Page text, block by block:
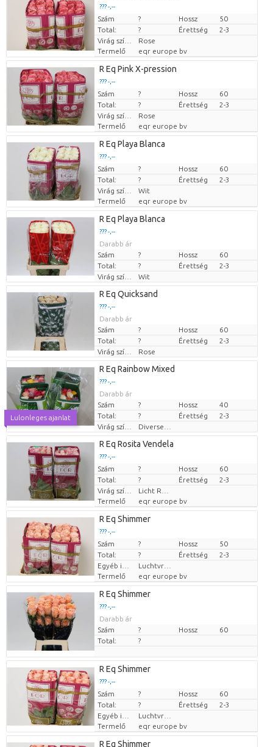
??? -,--
Darabb ár
Szám ? Hossz
50
Total:
? Érettség
2-3
Virág színe
Rose
Termelő
eqr europe bv
R Eq Pink X-pression
??? -,--
Darabb ár
Szám ? Hossz
60
Total:
? Érettség
2-3
Virág színe
Rose
Termelő
eqr europe bv
R Eq Playa Blanca
??? -,--
Darabb ár
Szám ? Hossz
60
Total:
? Érettség
2-3
Virág színe
Wit
Termelő
eqr europe bv
R Eq Playa Blanca
??? -,--
Darabb ár
Szám
? Hossz
60
Total:
? Érettség
2-3
Virág színe
Wit
R Eq Quicksand
??? -,--
Darabb ár
Szám
? Hossz
60
Total:
? Érettség
2-3
Virág színe
Rose
Lulonleges ajanlat
R Eq Rainbow Mixed
??? -,--
Darabb ár
Szám
? Hossz
40
Total:
? Érettség
2-3
Virág színe
R Eq Rosita Vendela
??? -,--
Darabb ár
Szám ? Hossz
60
Total:
? Érettség
2-3
Virág színe
Termelő
eqr europe bv
R Eq Shimmer
??? -,--
Darabb ár
Szám ? Hossz
50
Total:
? Érettség
2-3
Luchtvracht
Termelő
eqr europe bv
R Eq Shimmer
??? -,--
Darabb ár
Szám
? Hossz
60
Total:
?
R Eq Shimmer
??? -,--
Darabb ár
Szám ? Hossz
60
Total:
? Érettség
2-3
Luchtvracht
Termelő
eqr europe bv
R Eq Shimmer